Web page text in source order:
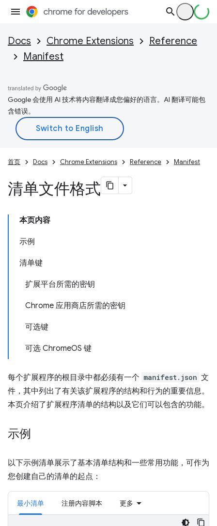
Docs Chrome Extensions
Reference
Manifest
Google 会使用 AI 技术将内容翻译成您偏好的语言。AI 翻译可能包
含错误。
首页 Docs Chrome Extensions Reference Manifest
清单文件格式
本页内容
示例
清单键
扩展平台所需的密钥
Chrome 应用商店所需的密钥
可选键
可选 ChromeOS 键
每个扩展程序的根目录中都必须有一个 manifest.json 文
件，其中列出了有关该扩展程序的结构和行为的重要信息。
本页介绍了扩展程序清单的结构以及它们可以包含的功能。
示例
以下示例清单展示了基本清单结构和一些常用功能，可作为
您创建自己的清单的起点：
最小清单 注册内容脚本 更多